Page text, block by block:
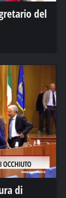
del
di